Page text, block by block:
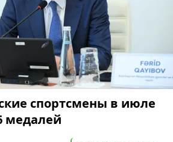
спортсмены в июле
медалей